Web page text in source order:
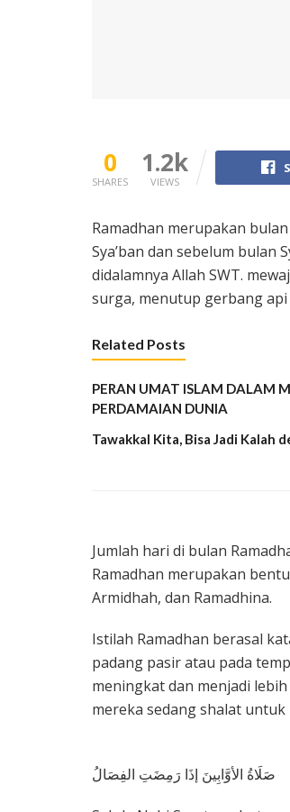
0
SHARES
1.2k
VIEWS
Ramadhan merupakan
Sya’ban dan sebelum bulan
didalamnya Allah SWT.
surga, menutup gerbang
Related Posts
PERAN UMAT ISLAM DALAM
PERDAMAIAN DUNIA
Tawakkal Kita, Bisa Jadi Kalah
Jumlah hari di bulan
Ramadhan merupakan
Armidhah, dan Ramadhina.
Istilah Ramadhan berasal
padang pasir atau pada
meningkat dan menjadi
mereka sedang shalat
صَلَاةُ الأوَّابِينَ إذَا رَمِضَتِ الفِصَالُ